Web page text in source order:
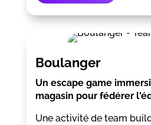
Boulanger
Un escape game
magasin pour fédérer
Une activité de team